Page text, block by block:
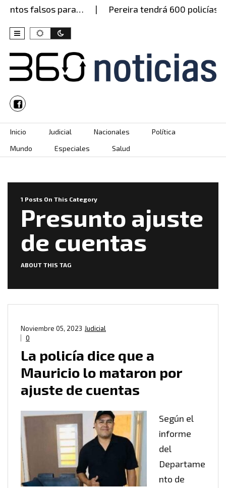
falsos para… Pereira tendrá 600 policías
Skip to content
Inicio Judicial Nacionales
Política
Mundo
Especiales Salud
1 Posts On This Category
Presunto ajuste
de cuentas
ABOUT THIS TAG
Judicial
Noviembre 05, 2023
0
La policía dice que a
Mauricio lo mataron por
ajuste de cuentas
Según el
informe
del
Departame
nto de